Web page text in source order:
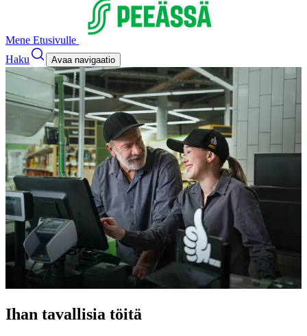
Mene Etusivulle
Haku
Avaa navigaatio
Ihan tavallisia töitä